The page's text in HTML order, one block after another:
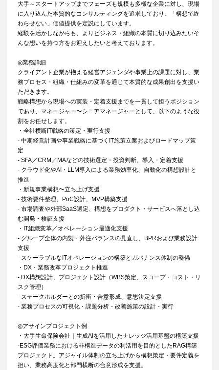
大手～スタートアップまでフェーズも規模も多様な企業に対し、現場
に入り込んだ本質的なコンサルティングを追求しており、「構想で終
わらせない」価値提供を定説にしています。
経験を活かしながらも、よりビジネス・組織の本質に切り込みたいそ
んな想いを持つ方をお迎えしたいと考えております。
◎業務詳細
クライアント企業が抱える経営アジェンダや事業上の課題に対し、業
務プロセス・組織・仕組みの変革を通じて本質的な成果創出を支援い
ただきます。
戦略構想から現場への実装・定着支援までを一貫して担うポジション
であり、マネージャー〜シニアマネージャーとして、以下のような役
割をお任せします。
・全社横断IT戦略の策定・実行支援
- 中期経営計画や事業戦略に基づくIT施策立案およびロードマップ策
定
- SFA／CRM／MAなどの技術選定・投資判断、導入・定着支援
- クラウド化やAI・LLM導入による業務効率化、自動化の構想設計と
推進
・新規事業構想〜立ち上げ支援
- 技術要件整理、PoC設計、MVP構築支援
- 市場調査や外部SaaS選定、構想をプロダクト・サービスへ落とし込
む開発・検証支援
・IT組織変革／オペレーション最適化支援
- グループ全体の内製・外注バランスの見直し、BPRおよび業務設計
支援
- スケーラブルなITオペレーションの構築とガバナンス体制の整備
・DX・業務改革プロジェクト推進
- DX構想設計、プロジェクト設計（WBS策定、スコープ・コスト・リ
スク管理）
- ステークホルダーとの折衝・合意形成、意思決定支援
- 業務プロセスの可視化・課題分析・改善施策の設計・実行
◎アサインプロジェクト例
・大手生命保険会社｜生成AIを活用したナレッジ活用基盤の構築支援
-ESG評価業務における非構造データの利活用を目的としたRAG構築
プロジェクト。アジャイル体制の立ち上げから構想策定・要件定義を
担い、業務高度化と部門横断の合意形成を支援。